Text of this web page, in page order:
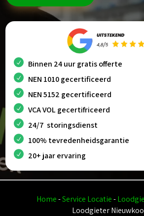
Binnen 24 uur gratis offerte
NEN 1010 gecertificeerd
NEN 5152 gecertificeerd
VCA VOL gecertifriceerd
24/7 storingsdienst
100% tevredenheidsgarantie
20+ jaar ervaring
Home-Service Locatie-
Loodgieter